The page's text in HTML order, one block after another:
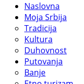
Naslovna
Moja Srbija
Tradicija
Kultura
Duhovnost
Putovanja
Banje